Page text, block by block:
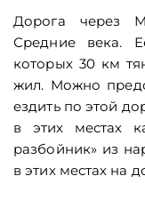
Дорога через
Средние века.
которых 30 км
жил. Можно
ездить по этой
в этих местах
разбойник» из
в этих местах на